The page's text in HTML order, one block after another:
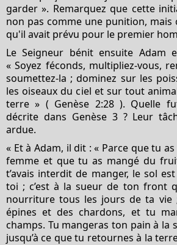
garder ». Remarquez que cette
non pas comme une punition,
qu'il avait prévu pour le premier
Le Seigneur bénit ensuite
« Soyez féconds, multipliez-vous,
soumettez-la ; dominez sur les
les oiseaux du ciel et sur tout
terre » ( Genèse 2:28). Quelle
décrite dans Genèse 3? Leur
ardue.
« Et à Adam, il dit : « Parce que tu
femme et que tu as mangé du
t’avais interdit de manger, le sol
toi ; c’est à la sueur de ton front
nourriture tous les jours de ta
épines et des chardons, et tu
champs. Tu mangeras ton pain à la
jusqu’à ce que tu retournes à la